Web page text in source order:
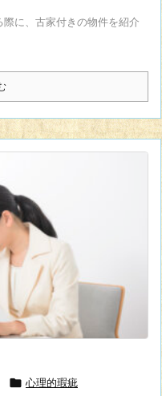
に、古家付きの物件を紹介
 心理的瑕疵